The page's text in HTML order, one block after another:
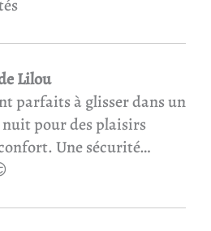
Lilou
parfaits à glisser dans un
nuit pour des plaisirs
Une sécurité…